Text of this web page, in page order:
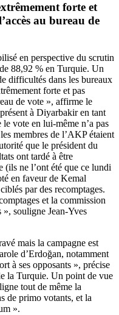
forte et
au bureau de
en perspective du scrutin
88,92 % en Turquie. Un
difficultés dans les bureaux
forte et pas
de vote », affirme le
à Diyarbakir en tant
vote en lui-même n’a pas
membres de l’AKP étaient
que le président du
ont tardé à être
(ils ne l’ont été que ce lundi
en faveur de Kemal
par des recomptages.
et la commission
», souligne Jean-Yves
mais la campagne est
d’Erdoğan, notamment
à ses opposants », précise
la Turquie. Un point de vue
tout de même la
de primo votants, et la
».